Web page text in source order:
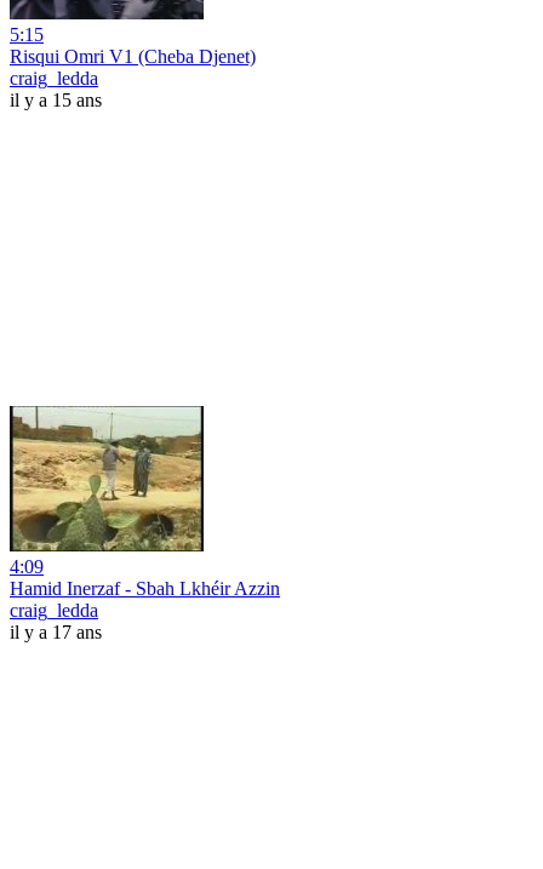
5:15
Risqui Omri V1 (Cheba Djenet)
craig_ledda
il y a 15 ans
4:09
Hamid Inerzaf - Sbah Lkhéir Azzin
craig_ledda
il y a 17 ans